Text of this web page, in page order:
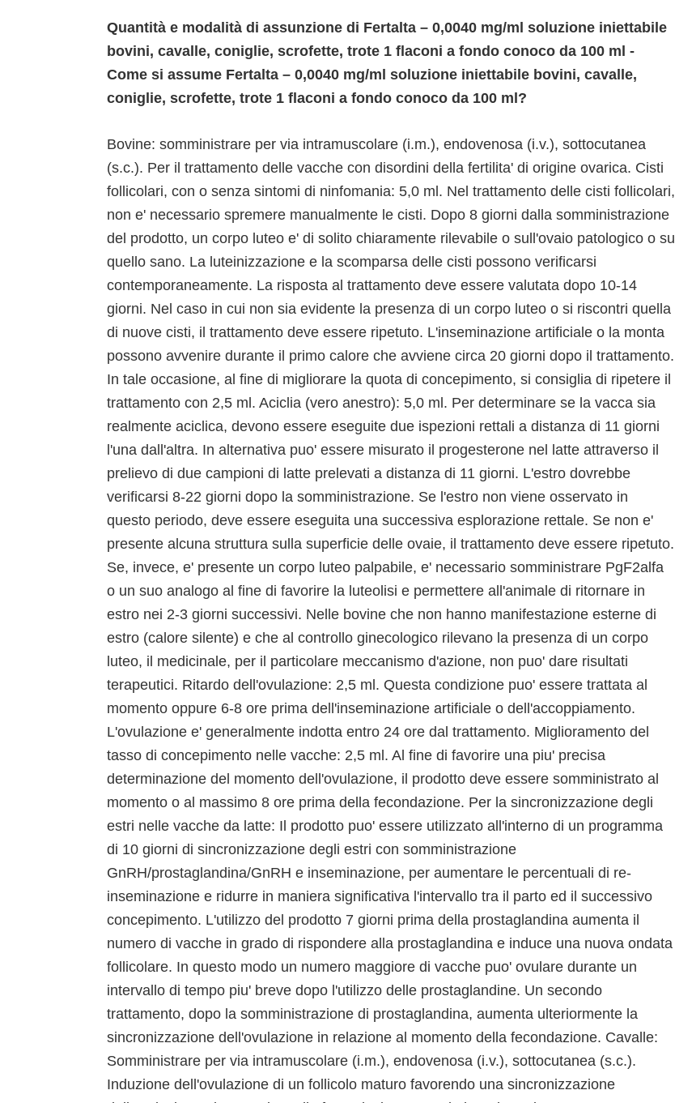
Quantità e modalità di assunzione di Fertalta – 0,0040 mg/ml soluzione iniettabile
bovini, cavalle, coniglie, scrofette, trote 1 flaconi a fondo conoco da 100 ml -
Come si assume Fertalta – 0,0040 mg/ml soluzione iniettabile bovini, cavalle,
coniglie, scrofette, trote 1 flaconi a fondo conoco da 100 ml?
Bovine: somministrare per via intramuscolare (i.m.), endovenosa (i.v.), sottocutanea
(s.c.). Per il trattamento delle vacche con disordini della fertilita' di origine ovarica. Cisti
follicolari, con o senza sintomi di ninfomania: 5,0 ml. Nel trattamento delle cisti follicolari,
non e' necessario spremere manualmente le cisti. Dopo 8 giorni dalla somministrazione
del prodotto, un corpo luteo e' di solito chiaramente rilevabile o sull'ovaio patologico o su
quello sano. La luteinizzazione e la scomparsa delle cisti possono verificarsi
contemporaneamente. La risposta al trattamento deve essere valutata dopo 10-14
giorni. Nel caso in cui non sia evidente la presenza di un corpo luteo o si riscontri quella
di nuove cisti, il trattamento deve essere ripetuto. L'inseminazione artificiale o la monta
possono avvenire durante il primo calore che avviene circa 20 giorni dopo il trattamento.
In tale occasione, al fine di migliorare la quota di concepimento, si consiglia di ripetere il
trattamento con 2,5 ml. Aciclia (vero anestro): 5,0 ml. Per determinare se la vacca sia
realmente aciclica, devono essere eseguite due ispezioni rettali a distanza di 11 giorni
l'una dall'altra. In alternativa puo' essere misurato il progesterone nel latte attraverso il
prelievo di due campioni di latte prelevati a distanza di 11 giorni. L'estro dovrebbe
verificarsi 8-22 giorni dopo la somministrazione. Se l'estro non viene osservato in
questo periodo, deve essere eseguita una successiva esplorazione rettale. Se non e'
presente alcuna struttura sulla superficie delle ovaie, il trattamento deve essere ripetuto.
Se, invece, e' presente un corpo luteo palpabile, e' necessario somministrare PgF2alfa
o un suo analogo al fine di favorire la luteolisi e permettere all'animale di ritornare in
estro nei 2-3 giorni successivi. Nelle bovine che non hanno manifestazione esterne di
estro (calore silente) e che al controllo ginecologico rilevano la presenza di un corpo
luteo, il medicinale, per il particolare meccanismo d'azione, non puo' dare risultati
terapeutici. Ritardo dell'ovulazione: 2,5 ml. Questa condizione puo' essere trattata al
momento oppure 6-8 ore prima dell'inseminazione artificiale o dell'accoppiamento.
L'ovulazione e' generalmente indotta entro 24 ore dal trattamento. Miglioramento del
tasso di concepimento nelle vacche: 2,5 ml. Al fine di favorire una piu' precisa
determinazione del momento dell'ovulazione, il prodotto deve essere somministrato al
momento o al massimo 8 ore prima della fecondazione. Per la sincronizzazione degli
estri nelle vacche da latte: Il prodotto puo' essere utilizzato all'interno di un programma
di 10 giorni di sincronizzazione degli estri con somministrazione
GnRH/prostaglandina/GnRH e inseminazione, per aumentare le percentuali di re-
inseminazione e ridurre in maniera significativa l'intervallo tra il parto ed il successivo
concepimento. L'utilizzo del prodotto 7 giorni prima della prostaglandina aumenta il
numero di vacche in grado di rispondere alla prostaglandina e induce una nuova ondata
follicolare. In questo modo un numero maggiore di vacche puo' ovulare durante un
intervallo di tempo piu' breve dopo l'utilizzo delle prostaglandine. Un secondo
trattamento, dopo la somministrazione di prostaglandina, aumenta ulteriormente la
sincronizzazione dell'ovulazione in relazione al momento della fecondazione. Cavalle:
Somministrare per via intramuscolare (i.m.), endovenosa (i.v.), sottocutanea (s.c.).
Induzione dell'ovulazione di un follicolo maturo favorendo una sincronizzazione